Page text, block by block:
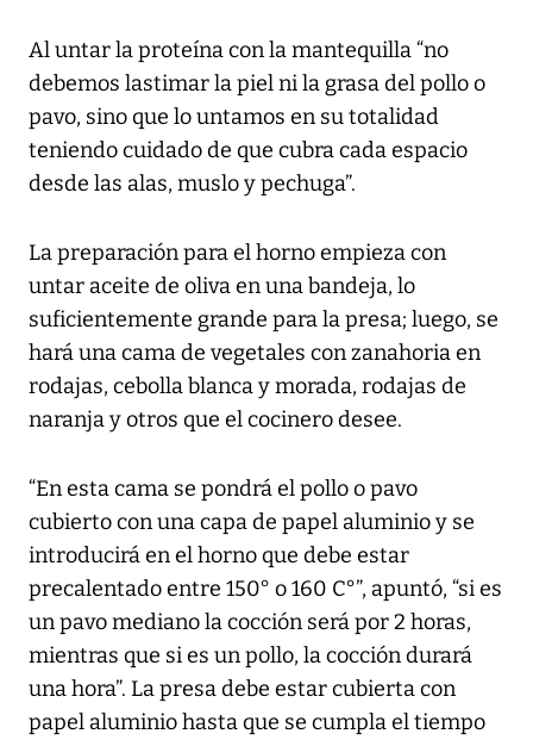
Al untar la proteína con la mantequilla “no
debemos lastimar la piel ni la grasa del pollo o
pavo, sino que lo untamos en su totalidad
teniendo cuidado de que cubra cada espacio
desde las alas, muslo y pechuga”.
La preparación para el horno empieza con
untar aceite de oliva en una bandeja, lo
suficientemente grande para la presa; luego, se
hará una cama de vegetales con zanahoria en
rodajas, cebolla blanca y morada, rodajas de
naranja y otros que el cocinero desee.
“En esta cama se pondrá el pollo o pavo
cubierto con una capa de papel aluminio y se
introducirá en el horno que debe estar
precalentado entre 150° o 160 C°”, apuntó, “si es
un pavo mediano la cocción será por 2 horas,
mientras que si es un pollo, la cocción durará
una hora”. La presa debe estar cubierta con
papel aluminio hasta que se cumpla el tiempo